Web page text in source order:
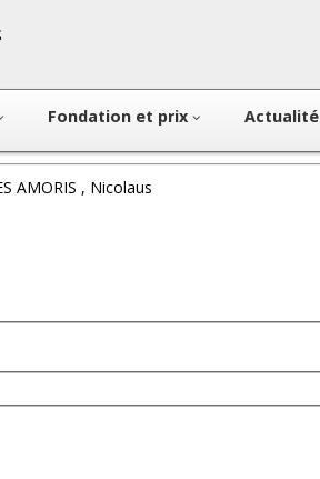
Fondation et prix Actualité
AMORIS , Nicolaus